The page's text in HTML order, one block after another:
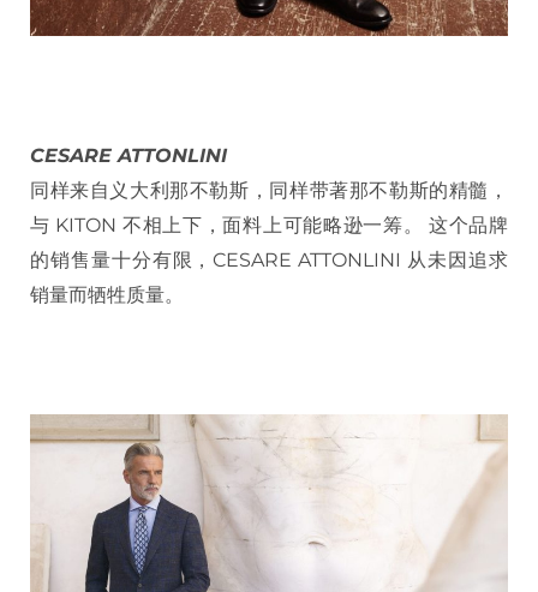
CESARE ATTONLINI
同样来自义大利那不勒斯，同样带著那不勒斯的精髓，
与 KITON 不相上下，面料上可能略逊一筹。 这个品牌
的销售量十分有限，CESARE ATTONLINI 从未因追求
销量而牺牲质量。